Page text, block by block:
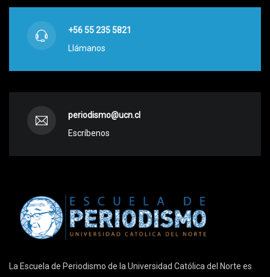
+56 55 235 5821
Llámanos
periodismo@ucn.cl
Escríbenos
La Escuela de Periodismo de la Universidad Católica del Norte es